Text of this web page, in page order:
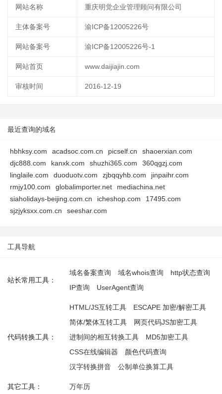
网站名称 重庆明觉企业管理顾问有限公司
主体备案号 渝ICP备12005226号
网站备案号 渝ICP备12005226号-1
网站首页 www.daijiajin.com
审核时间 2016-12-19
最近查询的域名
hbhksy.com acadsoc.com.cn picself.cn
shaoerxian.com
djc888.com
kanxk.com shuzhi365.com
360qgzj.com
linglaile.com
duoduotv.com zjbqqyhb.com
jinpaihr.com
rmjy100.com
globalimporter.net
mediachina.net
siaholidays-beijing.com.cn
icheshop.com
17495.com
sjzjyksxx.com.cn
seeshar.com
工具导航
站长常用工具：
域名备案查询 域名whois查询
http状态查询
IP查询
UserAgent查询
代码转换工具：
HTML/JS互转工具
ESCAPE 加密/解密工具
简体/繁体互转工具
网页代码JS加密工具
进制间的相互转换工具
MD5加密工具
CSS在线编辑器
颜色代码查询
汉字转换拼音
公制单位换算工具
其它工具： 万年历